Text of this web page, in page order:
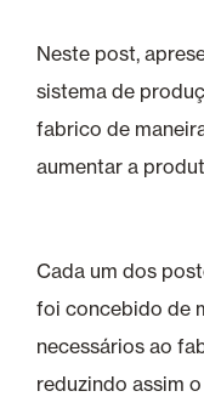
Neste post,
sistema de
fabrico de
aumentar a
Cada um dos
foi concebido de
necessários ao
reduzindo assim